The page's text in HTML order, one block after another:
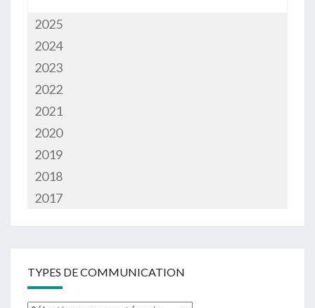
2025
2024
2023
2022
2021
2020
2019
2018
2017
TYPES DE COMMUNICATION